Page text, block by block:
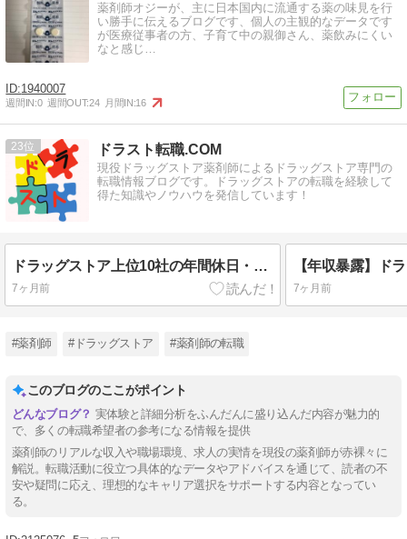
薬剤師オジーが、主に日本国内に流通する薬の味見を行
い勝手に伝えるブログです、個人の主観的なデータです
が医療従事者の方、子育て中の親御さん、薬飲みにくい
なと感じ…
1940007
週間IN:0 週間OUT:24 月間IN:16
23 ドラスト転職.COM
現役ドラッグストア薬剤師によるドラッグストア専門の
転職情報ブログです。ドラッグストアの転職を経験して
得た知識やノウハウを発信しています！
ドラッグストア上位10社の年間休日・有給消化率・休暇制度を比較
7ヶ月前 7ヶ月前
#薬剤師 #ドラッグストア #薬剤師の転職
このブログのここがポイント
実体験と詳細分析をふんだんに盛り込んだ内容が魅力的
で、多くの転職希望者の参考になる情報を提供
薬剤師のリアルな収入や職場環境、求人の実情を現役の薬剤師が赤裸々に
解説。転職活動に役立つ具体的なデータやアドバイスを通じて、読者の不
安や疑問に応え、理想的なキャリア選択をサポートする内容となってい
る。